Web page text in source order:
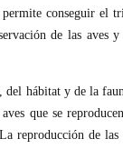
permite conseguir el
de las aves
del hábitat y de la
que se
reproducción de las